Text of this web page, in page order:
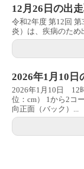
12月26日の出
令和2年度 第12回
炎）は、疾病のため
2026年1月10日
2026年1月10日 12
位：cm） 1から2コ
向正面（バック）...